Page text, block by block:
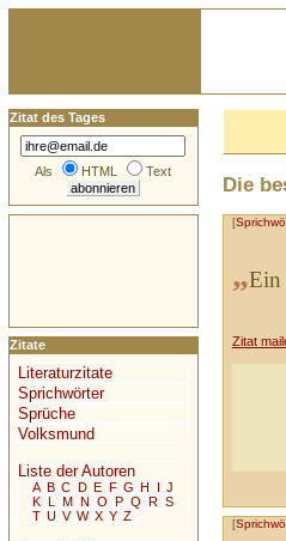
Die
[
„Ein
Zitat
[
Zitat des Tages
Als HTML Text
Zitate
Literaturzitate
Sprichwörter
Sprüche
Volksmund
Liste der Autoren
A B C D E F G H I J
K L M N O P Q R S
T U V W X Y Z